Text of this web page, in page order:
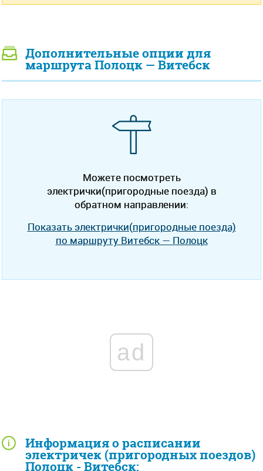
Информация о расписании
электричек (пригородных поездов)
Полоцк - Витебск:
Дополнительные опции для
маршрута Полоцк — Витебск
Можете посмотреть
электрички(пригородные поезда) в
обратном направлении:
Показать электрички(пригородные поезда)
по маршруту Витебск — Полоцк
ad